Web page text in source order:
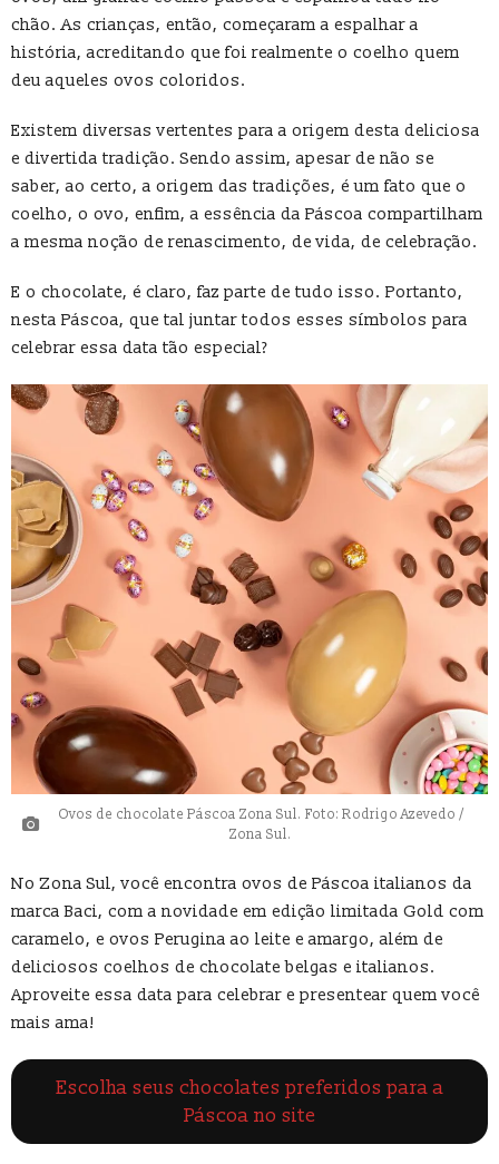
chão. As crianças, então, começaram a espalhar a
história, acreditando que foi realmente o coelho quem
deu aqueles ovos coloridos.
Existem diversas vertentes para a origem desta deliciosa
e divertida tradição. Sendo assim, apesar de não se
saber, ao certo, a origem das tradições, é um fato que o
coelho, o ovo, enfim, a essência da Páscoa compartilham
a mesma noção de renascimento, de vida, de celebração.
E o chocolate, é claro, faz parte de tudo isso. Portanto,
nesta Páscoa, que tal juntar todos esses símbolos para
celebrar essa data tão especial?
Ovos de chocolate Páscoa Zona Sul. Foto: Rodrigo Azevedo /
Zona Sul.
No Zona Sul, você encontra ovos de Páscoa italianos da
marca Baci, com a novidade em edição limitada Gold com
caramelo, e ovos Perugina ao leite e amargo, além de
deliciosos coelhos de chocolate belgas e italianos.
Aproveite essa data para celebrar e presentear quem você
mais ama!
Escolha seus chocolates preferidos para a
Páscoa no site